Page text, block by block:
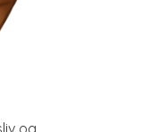
og